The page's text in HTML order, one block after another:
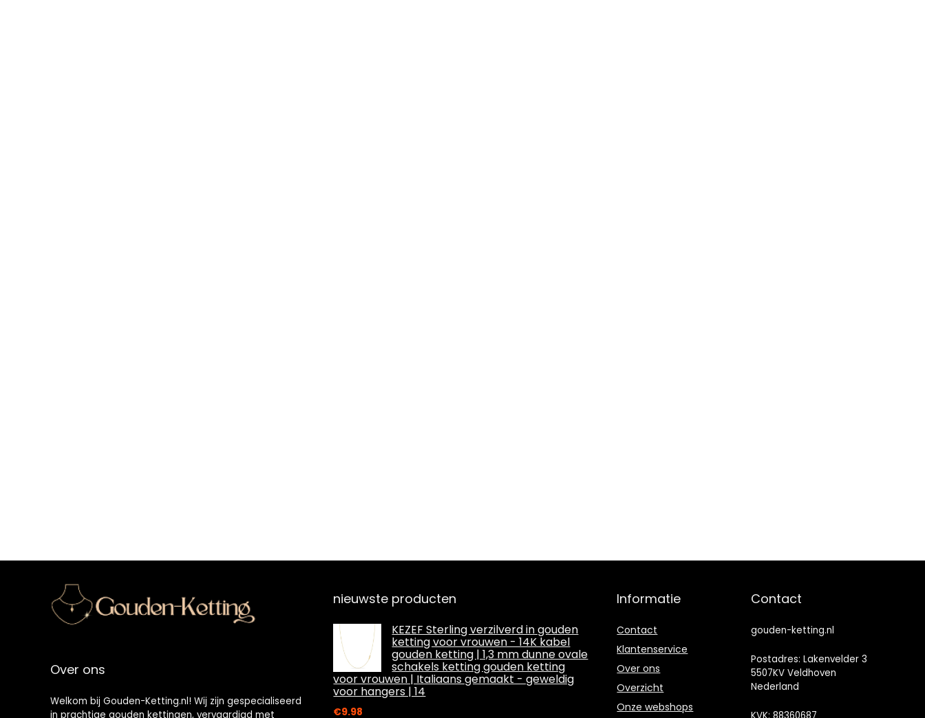
Over ons
Welkom bij Gouden-Ketting.nl! Wij zijn gespecialiseerd
in prachtige gouden kettingen, vervaardigd met
nieuwste producten
KEZEF Sterling verzilverd in gouden
ketting voor vrouwen - 14K kabel
gouden ketting | 1,3 mm dunne ovale
schakels ketting gouden ketting
voor vrouwen | Italiaans gemaakt - geweldig
voor hangers | 14
€9.98
Informatie
Contact
Klantenservice
Over ons
Overzicht
Onze webshops
Contact
gouden-ketting.nl
Postadres: Lakenvelder 3
5507KV Veldhoven
Nederland